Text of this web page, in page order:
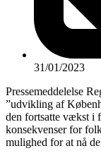
31/01/2023
Pressemeddelelse
”udvikling af
den fortsatte vækst i
konsekvenser for
mulighed for at nå